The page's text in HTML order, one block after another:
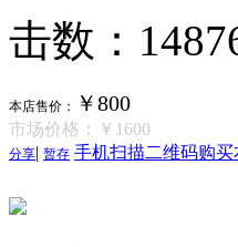
击数：
本店售价： ￥800
市场价格： ￥1600
分享| 暂存 手机扫描二维码购买